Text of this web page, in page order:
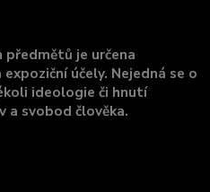
předmětů je určena
účely. Nejedná se o
ideologie či hnutí
a svobod člověka.